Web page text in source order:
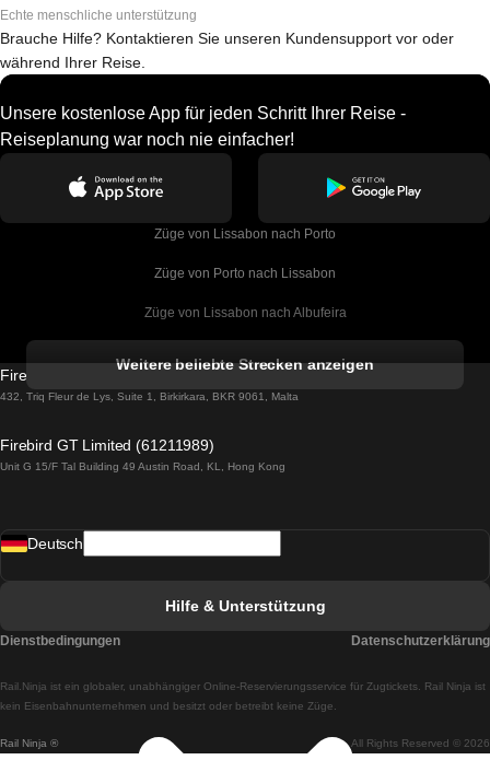
Echte menschliche unterstützung
Brauche Hilfe? Kontaktieren Sie unseren Kundensupport vor oder
während Ihrer Reise.
Unsere kostenlose App für jeden Schritt Ihrer Reise -
Reiseplanung war noch nie einfacher!
Züge von Lissabon nach Porto
Züge von Porto nach Lissabon
Züge von Lissabon nach Albufeira
Züge von Lissabon nach Lagos
Züge von Lissabon nach Madrid
Züge von Lissabon nach Braga
Züge von Braga nach Lissabon
Weitere beliebte Strecken anzeigen
Firebird GT Limited (OC 1451)
432, Triq Fleur de Lys, Suite 1, Birkirkara, BKR 9061, Malta
Firebird GT Limited (61211989)
Unit G 15/F Tal Building 49 Austin Road, KL, Hong Kong
Rail Ninja ® All Rights Reserved © 2026
Rail.Ninja ist ein globaler, unabhängiger Online-Reservierungsservice für Zugtickets. Rail Ninja ist
kein Eisenbahnunternehmen und besitzt oder betreibt keine Züge.
Deutsch
Hilfe & Unterstützung
Dienstbedingungen Datenschutzerklärung